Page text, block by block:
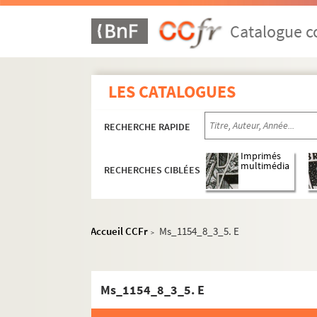
Catalogue
LES CATALOGUES
RECHERCHE RAPIDE
RECHERCHES CIBLÉES
Imprimés
multimédia
Accueil CCFr > Ms_1154_8_3_5. E
Ms_1154_8_3_5. E